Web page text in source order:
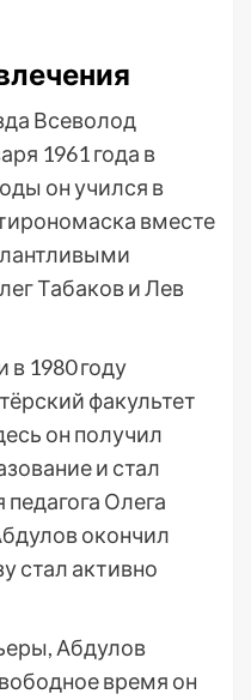
Всеволод
1961 года в
он учился в
вместе
Табаков и Лев
в 1980 году
факультет
он получил
и стал
Олега
окончил
стал активно
Абдулов
время он